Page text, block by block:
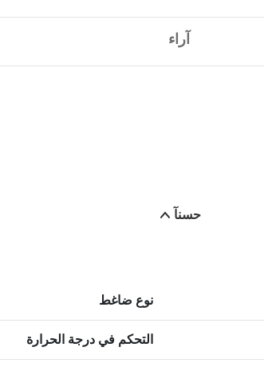
آراء
حسنآ
نوع ضاغط
التحكم في درجة الحرارة